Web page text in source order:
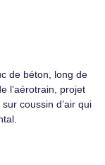
de béton, long de
l’aérotrain, projet
coussin d’air qui